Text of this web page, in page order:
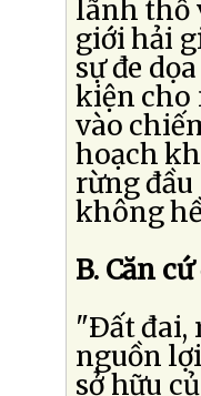
lãnh thổ
giới hải
sự đe
kiện cho
vào
hoạch
rừng đầu
không
B. Căn
"Ðất đai,
nguồn
sở hữu